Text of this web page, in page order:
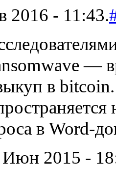
2016 - 11:43.
—
в bitcoin.
в Word-
Июн 2015 -